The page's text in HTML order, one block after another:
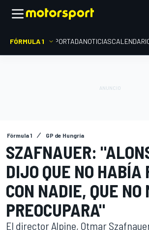
FÓRMULA 1 PORTADANOTICIAS
Fórmula 1 GP de Hungría
SZAFNAUER:
DIJO QUE NO HABÍA
CON NADIE, QUE NO
PREOCUPARA"
El director Alpine, Otmar